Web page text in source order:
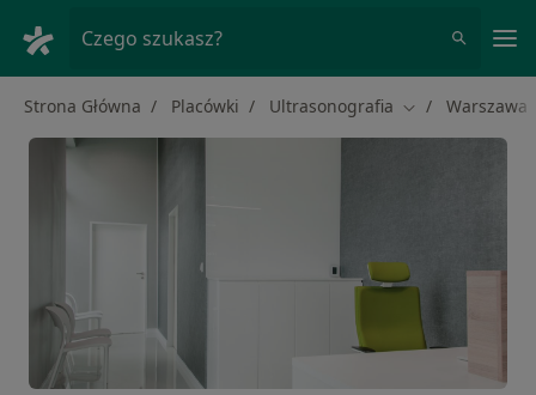
Czego szukasz?
Strona Główna Placówki Ultrasonografia Zmień miasto
Warszawa